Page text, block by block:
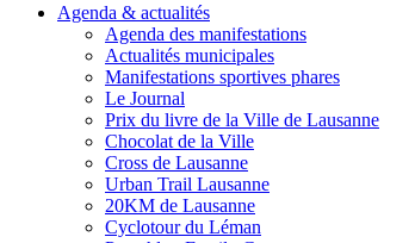
Agenda & actualités
Agenda des manifestations
Actualités municipales
Manifestations sportives phares
Le Journal
Prix du livre de la Ville de Lausanne
Chocolat de la Ville
Cross de Lausanne
Urban Trail Lausanne
20KM de Lausanne
Cyclotour du Léman